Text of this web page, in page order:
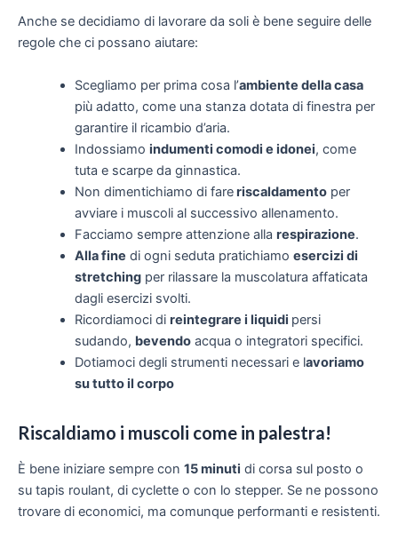
Anche se decidiamo di lavorare da soli è bene seguire delle
regole che ci possano aiutare:
Scegliamo per prima cosa l’ambiente della casa
più adatto, come una stanza dotata di finestra per
garantire il ricambio d’aria.
Indossiamo indumenti comodi e idonei, come
tuta e scarpe da ginnastica.
Non dimentichiamo di fareriscaldamentoper
avviare i muscoli al successivo allenamento.
Facciamo sempre attenzione alla respirazione.
Alla fine di ogni seduta pratichiamo esercizi di
stretchingper rilassare la muscolatura affaticata
dagli esercizi svolti.
Ricordiamoci di reintegrare i liquidi persi
sudando, bevendoacqua o integratori specifici.
Dotiamoci degli strumenti necessari e lavoriamo
su tutto il corpo
Riscaldiamo i muscoli come in palestra!
È bene iniziare sempre con 15 minuti di corsa sul posto o
su tapis roulant, di cyclette o con lo stepper. Se ne possono
trovare di economici, ma comunque performanti e resistenti.